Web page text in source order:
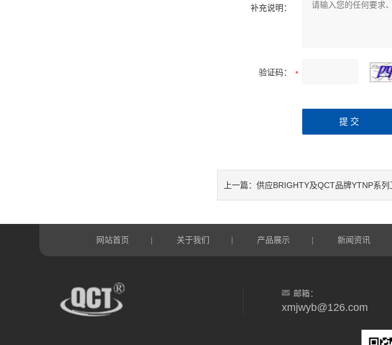
补充说明：
验证码：
上一篇： 供应BRIGHTY及QCT品牌YTNP系
网站首页 关于我们 产品展示 新闻资讯
邮箱：
xmjwyb@126.com